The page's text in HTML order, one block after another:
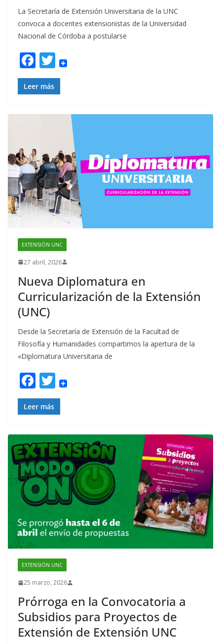
La Secretaría de Extensión Universitaria de la UNC
convoca a docentes extensionistas de la Universidad
Nacional de Córdoba a postularse
F
ac
e
k
T
w
itt
Leer más
EXTENSIÓN UNC
27 abril, 2026
Nueva Diplomatura en
Curricularización de la Extensión
(UNC)
Desde la Secretaría de Extensión de la Facultad de
Filosofía y Humanidades compartimos la apertura de la
«Diplomatura Universitaria de
F
ac
e
o
o
k
T
w
itt
Leer más
EXTENSIÓN UNC
25 marzo, 2026
Prórroga en la Convocatoria a
Subsidios para Proyectos de
Extensión de Extensión UNC